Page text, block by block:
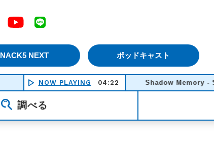
Facebook YouTube
NACK5 NEXT ポッドキャスト
NOW PLAYING 04:22Shadow Memory - Soala
調べる